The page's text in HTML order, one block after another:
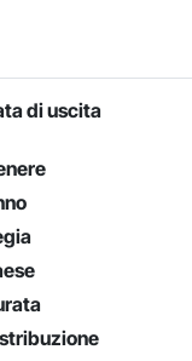
di uscita